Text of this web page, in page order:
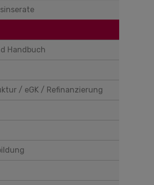
Handbuch
/ eGK / Refinanzierung